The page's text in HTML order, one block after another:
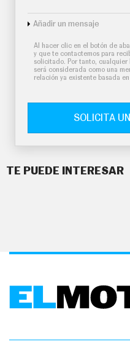
Añadir un mensaje
Al hacer clic en el botón de
y que te contactemos para
solicitado. Por tanto,
será considerada como una
relación ya existente basada
SOLICITA
TE PUEDE INTERESAR